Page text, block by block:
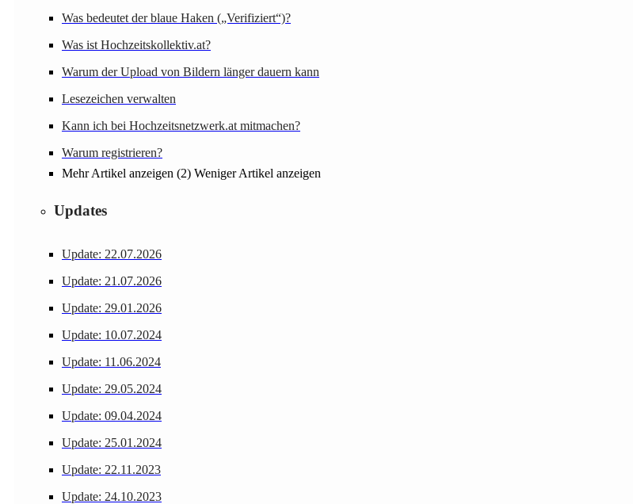
Was bedeutet der blaue Haken („Verifiziert“)?
Was ist Hochzeitskollektiv.at?
Warum der Upload von Bildern länger dauern kann
Lesezeichen verwalten
Kann ich bei Hochzeitsnetzwerk.at mitmachen?
Warum registrieren?
Mehr Artikel anzeigen (2) Weniger Artikel anzeigen
Updates
Update: 22.07.2026
Update: 21.07.2026
Update: 29.01.2026
Update: 10.07.2024
Update: 11.06.2024
Update: 29.05.2024
Update: 09.04.2024
Update: 25.01.2024
Update: 22.11.2023
Update: 24.10.2023